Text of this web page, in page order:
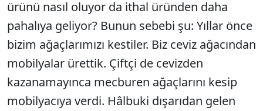
ürünü nasıl oluyor da ithal üründen daha
pahalıya geliyor? Bunun sebebi şu: Yıllar önce
bizim ağaçlarımızı kestiler. Biz ceviz ağacından
mobilyalar ürettik. Çiftçi de cevizden
kazanamayınca mecburen ağaçlarını kesip
mobilyacıya verdi. Hâlbuki dışarıdan gelen